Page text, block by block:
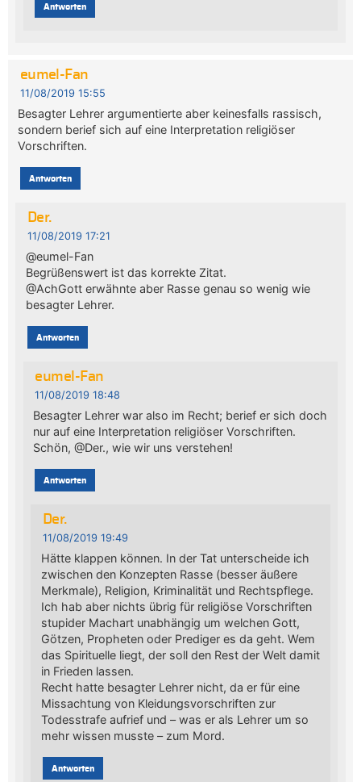
Antworten
eumel-Fan
11/08/2019 15:55
Besagter Lehrer argumentierte aber keinesfalls rassisch,
sondern berief sich auf eine Interpretation religiöser
Vorschriften.
Antworten
Der.
11/08/2019 17:21
@eumel-Fan
Begrüßenswert ist das korrekte Zitat.
@AchGott erwähnte aber Rasse genau so wenig wie
besagter Lehrer.
Antworten
eumel-Fan
11/08/2019 18:48
Besagter Lehrer war also im Recht; berief er sich doch
nur auf eine Interpretation religiöser Vorschriften.
Schön, @Der., wie wir uns verstehen!
Antworten
Der.
11/08/2019 19:49
Hätte klappen können. In der Tat unterscheide ich
zwischen den Konzepten Rasse (besser äußere
Merkmale), Religion, Kriminalität und Rechtspflege.
Ich hab aber nichts übrig für religiöse Vorschriften
stupider Machart unabhängig um welchen Gott,
Götzen, Propheten oder Prediger es da geht. Wem
das Spirituelle liegt, der soll den Rest der Welt damit
in Frieden lassen.
Recht hatte besagter Lehrer nicht, da er für eine
Missachtung von Kleidungsvorschriften zur
Todesstrafe aufrief und – was er als Lehrer um so
mehr wissen musste – zum Mord.
Antworten